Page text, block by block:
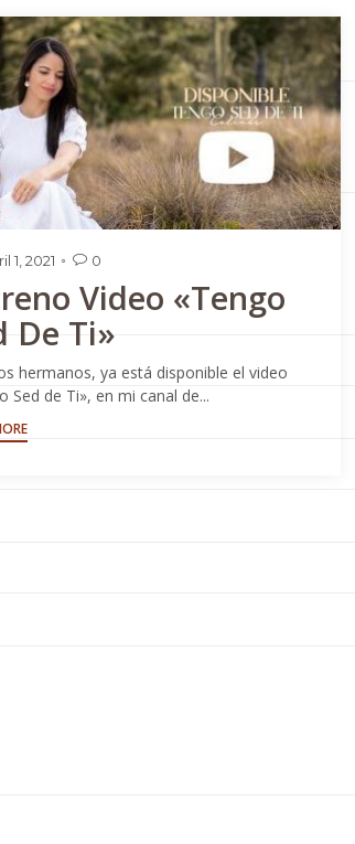
1, 2021  0
Video «Tengo
De Ti»
hermanos, ya está disponible el video
Sed de Ti», en mi canal de...